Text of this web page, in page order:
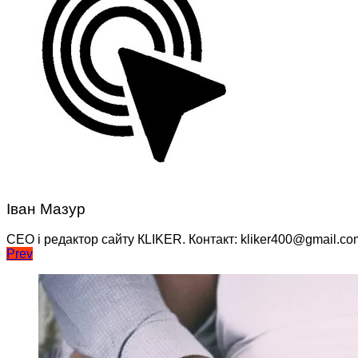
Іван Мазур
CEO і редактор сайту КLIKER. Контакт:
Навігація
записів
Prev